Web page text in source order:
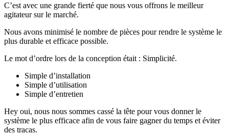
C’est avec une grande fierté que nous vous offrons le meilleur
agitateur sur le marché.
Nous avons minimisé le nombre de pièces pour rendre le système le
plus durable et efficace possible.
Le mot d’ordre lors de la conception était : Simplicité.
Simple d’installation
Simple d’utilisation
Simple d’entretien
Hey oui, nous nous sommes cassé la tête pour vous donner le
système le plus efficace afin de vous faire gagner du temps et éviter
des tracas.